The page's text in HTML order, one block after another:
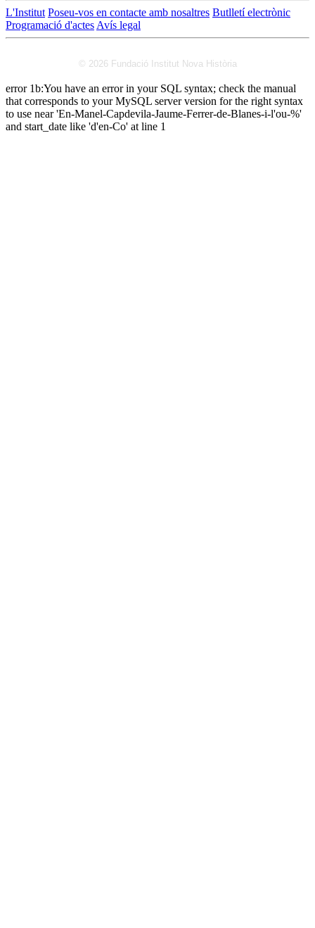
L'Institut Poseu-vos en contacte amb nosaltres Butlletí electrònic
Programació d'actes Avís legal
© 2026 Fundació Institut Nova Història
error 1b:You have an error in your SQL syntax; check the manual
that corresponds to your MySQL server version for the right syntax
to use near 'En-Manel-Capdevila-Jaume-Ferrer-de-Blanes-i-l'ou-%'
and start_date like 'd'en-Co' at line 1